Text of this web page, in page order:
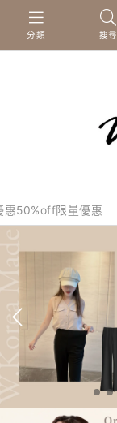
分類 搜尋
惠50%off限量優惠